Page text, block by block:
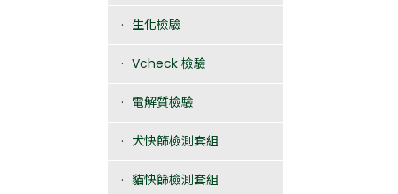
生化檢驗
Vcheck 檢驗
電解質檢驗
犬快篩檢測套組
貓快篩檢測套組